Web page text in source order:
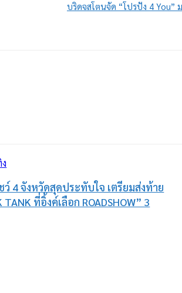
บริดจสโตนจัด “โปรปัง 4 You”
ว์ 4 จังหวัดสุดประทับใจ เตรียมส่งท้าย
ที่อิ้งค์เลือก ROADSHOW” 3